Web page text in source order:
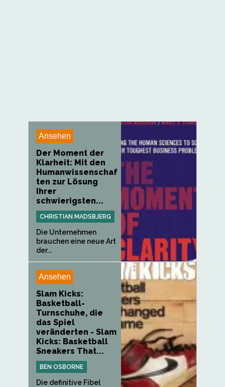
Ansehen
Der Moment der
Klarheit: Mit den
Humanwissenschaf
ten zur Lösung
Ihrer
schwierigsten...
CHRISTIAN MADSBJERG
Die Unternehmen
brauchen eine neue Art
der...
Ansehen
Slam Kicks:
Basketball-
Turnschuhe, die
das Spiel
veränderten - Slam
Kicks: Basketball
Sneakers That...
BEN OSBORNE
Die definitive Fibel